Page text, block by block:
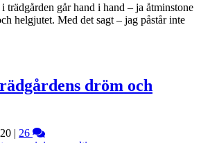
trädgården går hand i hand – ja åtminstone
helgjutet. Med det sagt – jag påstår inte
dröm och
| 26